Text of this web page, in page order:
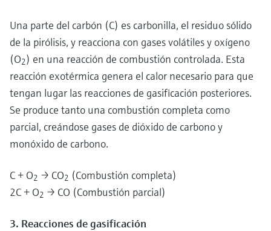
Una parte del carbón (C) es carbonilla, el residuo sólido
de la pirólisis, y reacciona con gases volátiles y oxígeno
(O2) en una reacción de combustión controlada. Esta
reacción exotérmica genera el calor necesario para que
tengan lugar las reacciones de gasificación posteriores.
Se produce tanto una combustión completa como
parcial, creándose gases de dióxido de carbono y
monóxido de carbono.
C + O2 → CO2 (Combustión completa)
2C + O2 → CO (Combustión parcial)
3. Reacciones de gasificación